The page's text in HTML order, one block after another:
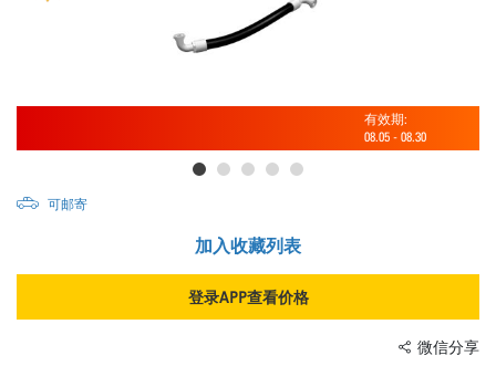
有效期:
08.05 - 08.30
可邮寄
加入收藏列表
登录APP查看价格
微信分享